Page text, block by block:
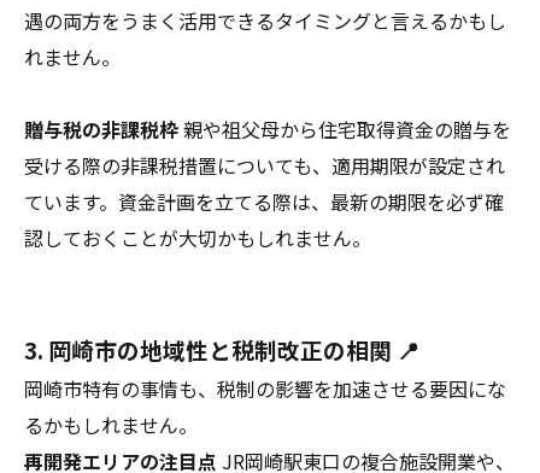
遇の両方をうまく活用できるタイミングと言えるかもし
れません。
贈与税の非課税枠親や祖父母から住宅取得資金の贈与を
受ける際の非課税措置についても、適用期限が設定され
ています。資金計画を立てる際は、最新の期限を必ず確
認しておくことが大切かもしれません。
3. 岡崎市の地域性と税制改正の相関 📍
岡崎市特有の事情も、税制の影響を加速させる要因にな
るかもしれません。
再開発エリアの注目点 JR岡崎駅東口の複合施設開業や、